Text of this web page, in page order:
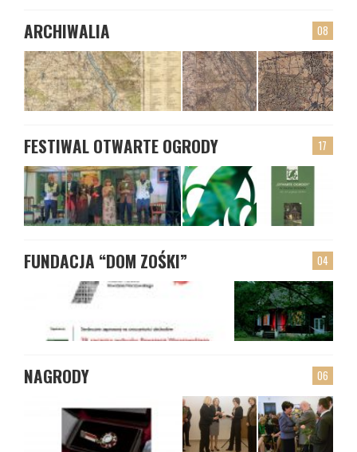
08
ARCHIWALIA
17
FESTIWAL OTWARTE OGRODY
04
FUNDACJA “DOM ZOŚKI”
06
NAGRODY